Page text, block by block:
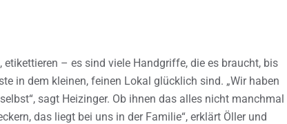
– es sind viele Handgriffe, die es braucht, bis
in dem kleinen, feinen Lokal glücklich sind. „Wir haben
sagt Heizinger. Ob ihnen das alles nicht manchmal
das liegt bei uns in der Familie“, erklärt Öller und